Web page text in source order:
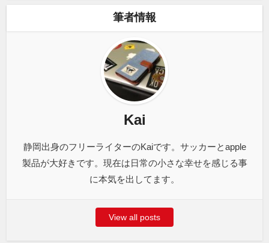
筆者情報
Kai
静岡出身のフリーライターのKaiです。サッカーとapple
製品が大好きです。現在は日常の小さな幸せを感じる事
に本気を出してます。
View all posts